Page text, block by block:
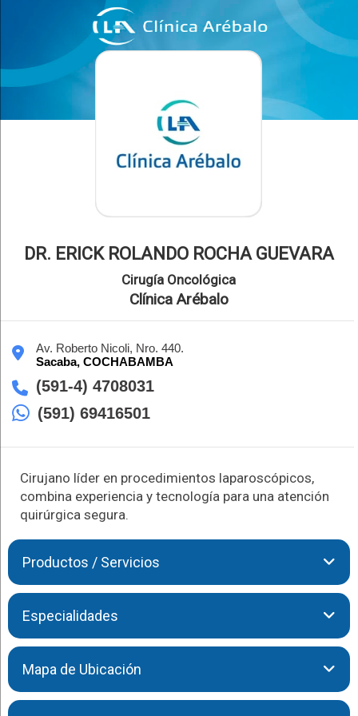
DR. ERICK ROLANDO ROCHA GUEVARA
Cirugía Oncológica
Clínica Arébalo
Av. Roberto Nicoli, Nro. 440.
Sacaba, COCHABAMBA
(591-4) 4708031
(591) 69416501
Cirujano líder en procedimientos laparoscópicos,
combina experiencia y tecnología para una atención
quirúrgica segura.
Productos / Servicios
Especialista en cirugía contra el cáncer, el Dr. Rocha Guevara
combina técnicas avanzadas con un enfoque empático. Su
objetivo es mejorar la calidad de vida de sus pacientes,
acompañamiento integral durante todo el proceso.
Especialidades
El Dr. Rocha Guevara te brinda las siguientes atenciones:
Laparoscopía
Mapa de Ubicación